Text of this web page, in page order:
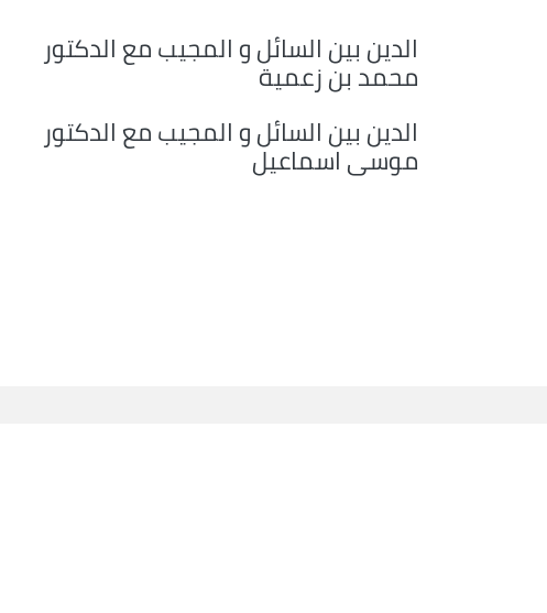
الدين بين السائل و المجيب مع الدكتور
محمد بن زعمية
الدين بين السائل و المجيب مع الدكتور
موسى اسماعيل